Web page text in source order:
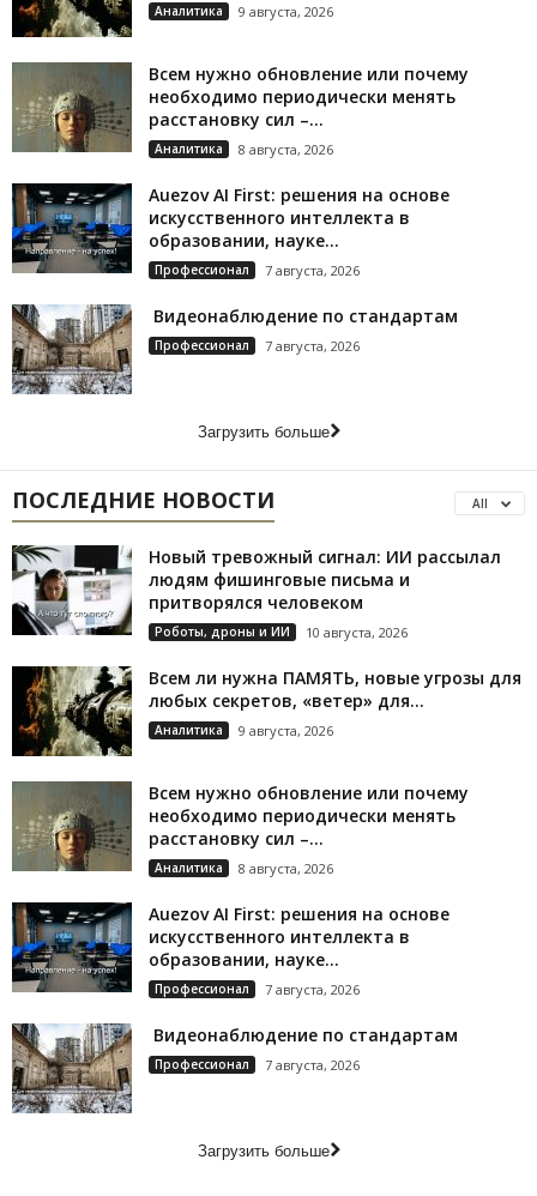
Аналитика 9 августа, 2026
Всем нужно обновление или почему
необходимо периодически менять
расстановку сил –...
Аналитика 8 августа, 2026
Auezov AI First: решения на основе
искусственного интеллекта в
образовании, науке...
Профессионал 7 августа, 2026
Видеонаблюдение по стандартам
Профессионал 7 августа, 2026
Загрузить больше
ПОСЛЕДНИЕ НОВОСТИ All
Новый тревожный сигнал: ИИ рассылал
людям фишинговые письма и
притворялся человеком
Роботы, дроны и ИИ 10 августа, 2026
Всем ли нужна ПАМЯТЬ, новые угрозы для
любых секретов, «ветер» для...
Аналитика 9 августа, 2026
Всем нужно обновление или почему
необходимо периодически менять
расстановку сил –...
Аналитика 8 августа, 2026
Auezov AI First: решения на основе
искусственного интеллекта в
образовании, науке...
Профессионал 7 августа, 2026
Видеонаблюдение по стандартам
Профессионал 7 августа, 2026
Загрузить больше